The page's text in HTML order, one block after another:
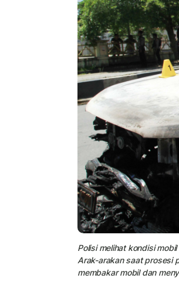
Polisi melihat kondisi
Arak-arakan saat prosesi
membakar mobil dan